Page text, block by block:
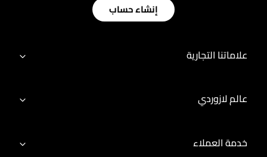
إنشاء حساب
علاماتنا التجارية
عالم لازوردي
خدمة العملاء